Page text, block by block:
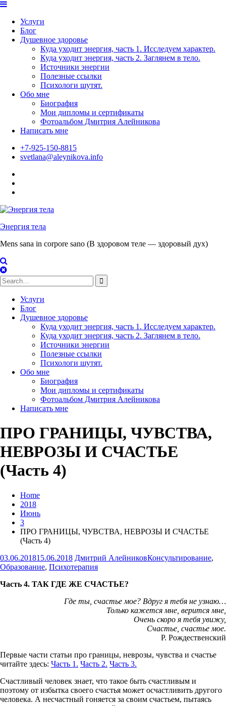
Skip
contentУслуги
Блог
Душевное здоровье
Куда уходит энергия, часть 1. Исследуем характер.
Куда уходит энергия, часть 2. Заглянем в тело.
Источники энергии
Полезные ссылки
Психологи шутят.
Обо мне
Биография
Мои дипломы и сертификаты
Фотоальбом Дмитрия Алейникова
Написать мне
+7-925-150-8815
svetlana@aleynikova.info
Сайт
Энергия тела
Mens sana in corpore sano (В здоровом теле — здоровый дух)
Search
for:
Услуги
Блог
Душевное здоровье
Куда уходит энергия, часть 1. Исследуем характер.
Куда уходит энергия, часть 2. Заглянем в тело.
Источники энергии
Полезные ссылки
Психологи шутят.
Обо мне
Биография
Мои дипломы и сертификаты
Фотоальбом Дмитрия Алейникова
Написать мне
ПРО ГРАНИЦЫ, ЧУВСТВА,
НЕВРОЗЫ И СЧАСТЬЕ
(Часть 4)
Home
2018
Июнь
3
ПРО ГРАНИЦЫ, ЧУВСТВА, НЕВРОЗЫ И СЧАСТЬЕ
(Часть 4)
03.06.201815.06.2018 Дмитрий АлейниковКонсультирование,
Образование, Психотерапия
Часть 4. ТАК ГДЕ ЖЕ СЧАСТЬЕ?
Где ты, счастье мое? Вдруг я тебя не узнаю…
Только кажется мне, верится мне,
Очень скоро я тебя увижу,
Счастье, счастье мое.
Р. Рождественский
Первые части статьи про границы, неврозы, чувства и счастье
читайте здесь: Часть 1. Часть 2. Часть 3.
Счастливый человек знает, что такое быть счастливым и
поэтому от избытка своего счастья может осчастливить другого
человека. А несчастный гоняется за своим счастьем, пытаясь